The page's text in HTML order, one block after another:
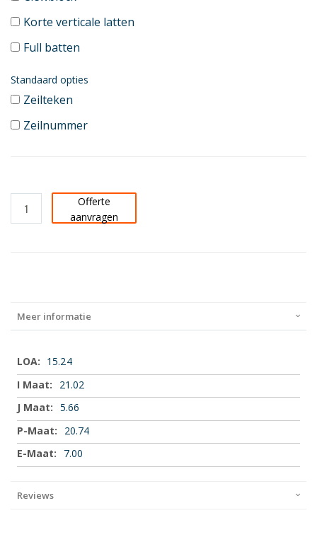
Korte verticale latten
Full batten
Standaard opties
Zeilteken
Zeilnummer
Offerte
aanvragen
Meer informatie
Meer
informatie
15.24
21.02
5.66
20.74
7.00
Reviews